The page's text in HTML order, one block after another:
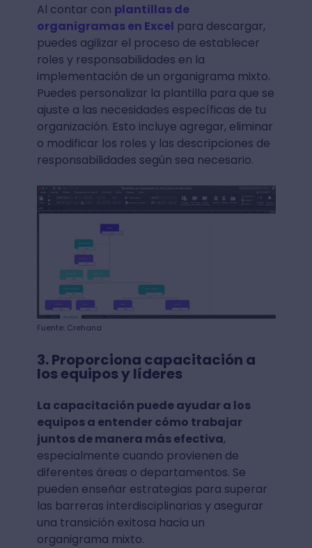
Al contar con plantillas de
organigramas en Excel para descargar,
puedes agilizar el proceso de establecer
roles y responsabilidades en la
implementación de un organigrama mixto.
Puedes personalizar la plantilla para que se
ajuste a las necesidades específicas de tu
organización. Esto incluye agregar, eliminar
o modificar los roles y las descripciones de
responsabilidades según sea necesario.
Fuente: Crehana
3. Proporciona capacitación a
los equipos y líderes
La capacitación puede ayudar a los
equipos a entender cómo trabajar
juntos de manera más efectiva,
especialmente cuando provienen de
diferentes áreas o departamentos. Se
pueden enseñar estrategias para superar
las barreras interdisciplinarias y asegurar
una transición exitosa hacia un
organigrama mixto.